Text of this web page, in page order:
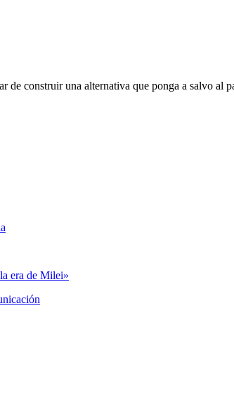
de construir una alternativa que ponga a salvo
era de Milei»